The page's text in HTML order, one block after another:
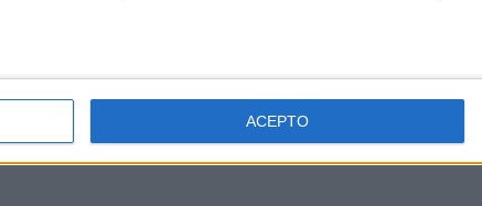
ACEPTO
de dos profesores Ginés y
los contenidos que encontramos
que sus tareas como docentes, y